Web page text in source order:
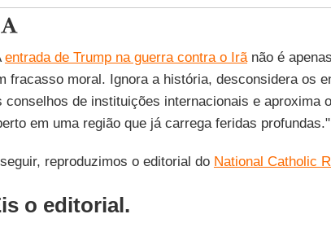
entrada de Trump na guerra contra o Irãnão é
fracasso moral. Ignora a história, desconsidera os
conselhos de instituições internacionais e aproxima
em uma região que já carrega feridas profundas."
reproduzimos o editorial do National Catholic
o editorial.